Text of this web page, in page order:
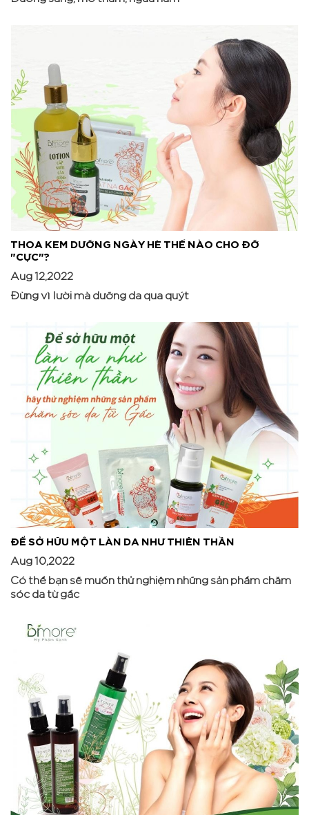
THOA KEM DƯỠNG NGÀY HÈ THẾ NÀO CHO ĐỠ
"CỰC"?
Aug 12,2022
Đừng vì lười mà dưỡng da qua quýt
ĐỂ SỞ HỮU MỘT LÀN DA NHƯ THIÊN THẦN
Aug 10,2022
Có thể bạn sẽ muốn thử nghiệm những sản phẩm chăm
sóc da từ gấc